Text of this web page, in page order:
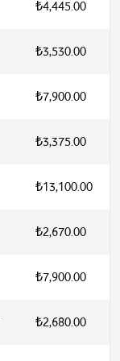
₺4,445.00
₺3,530.00
₺7,900.00
₺3,375.00
₺13,100.00
₺2,670.00
₺7,900.00
₺2,680.00